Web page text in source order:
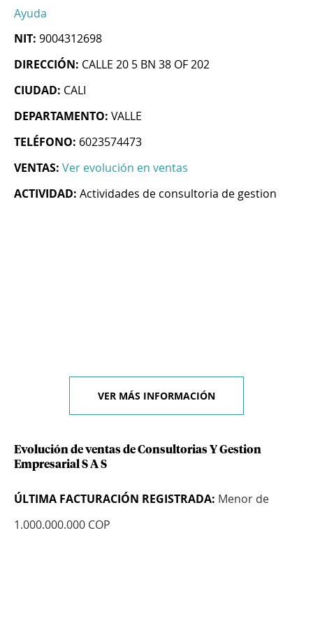
Ayuda
NIT: 9004312698
DIRECCIÓN: CALLE 20 5 BN 38 OF 202
CIUDAD: CALI
DEPARTAMENTO: VALLE
TELÉFONO: 6023574473
VENTAS: Ver evolución en ventas
ACTIVIDAD: Actividades de consultoria de gestion
VER MÁS INFORMACIÓN
Evolución de ventas de Consultorias Y Gestion
Empresarial S A S
ÚLTIMA FACTURACIÓN REGISTRADA: Menor de
1.000.000.000 COP